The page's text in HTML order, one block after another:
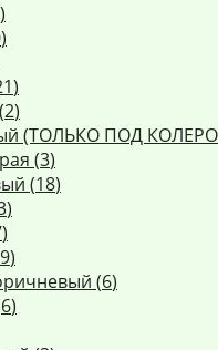
)
)
)
2)
(ТОЛЬКО ПОД
(3)
(18)
)
)
9)
(6)
6)